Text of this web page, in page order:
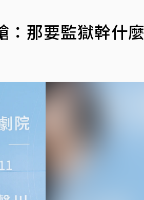
：那要監獄幹什